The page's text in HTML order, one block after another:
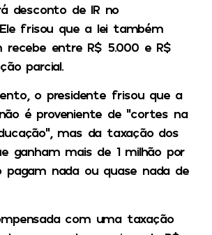
desconto de IR no
frisou que a lei também
recebe entre R$ 5.000 e R$
parcial.
o presidente frisou que a
é proveniente de “cortes na
mas da taxação dos
ganham mais de 1 milhão por
pagam nada ou quase nada de
com uma taxação